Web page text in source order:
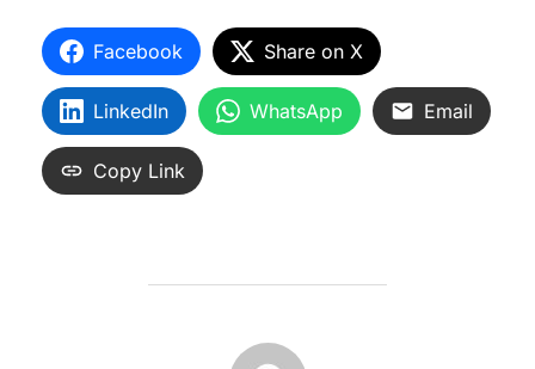
Facebook Share on X
LinkedIn WhatsApp Email
Copy Link
AUTOR DE LA ENTRADA